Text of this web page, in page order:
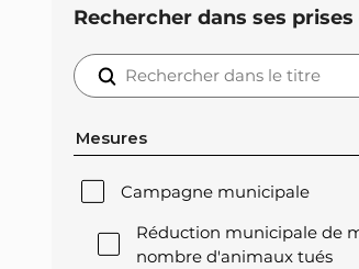
Rechercher dans ses
Mesures
Campagne municipale
Réduction municipale de
nombre d'animaux tués